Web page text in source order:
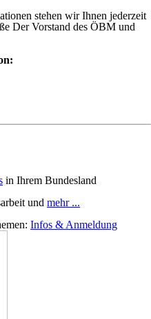
stehen wir Ihnen jederzeit
Der Vorstand des ÖBM und
in Ihrem Bundesland
und mehr ...
Infos & Anmeldung